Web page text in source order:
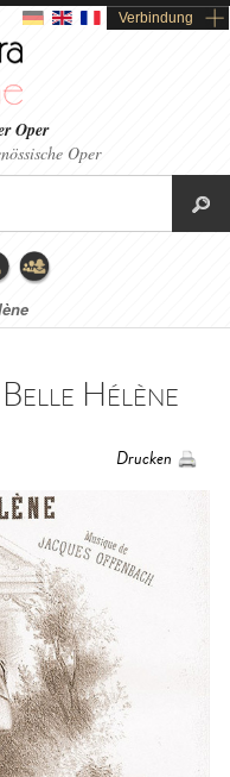
Verbindung
Oper
Oper
Hélène
Drucken